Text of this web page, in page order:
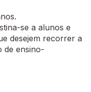
se a alunos e
desejem recorrer a
de ensino-